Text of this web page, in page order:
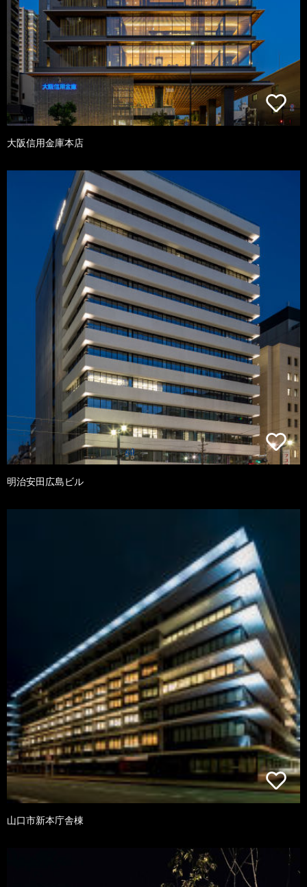
大阪信用金庫本店
明治安田広島ビル
山口市新本庁舎棟